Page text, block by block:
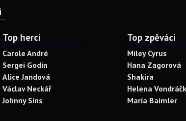
Top herci
Carole André
Sergei Godin
Alice Jandová
Václav Neckář
Johnny Sins
Top zpěváci
Miley Cyrus
Hana Zagorová
Shakira
Helena
Maria Baimler